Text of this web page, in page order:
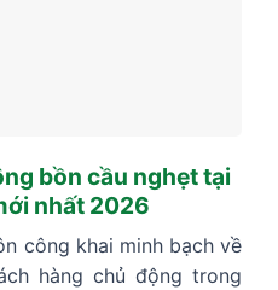
bồn cầu nghẹt tại
nhất 2026
công khai minh bạch về
hàng chủ động trong